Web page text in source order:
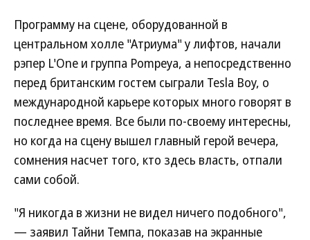
Программу на сцене, оборудованной в
центральном холле "Атриума" у лифтов, начали
рэпер L'One и группа Pompeya, а непосредственно
перед британским гостем сыграли Tesla Boy, о
международной карьере которых много говорят в
последнее время. Все были по-своему интересны,
но когда на сцену вышел главный герой вечера,
сомнения насчет того, кто здесь власть, отпали
сами собой.
"Я никогда в жизни не видел ничего подобного",
— заявил Тайни Темпа, показав на экранные